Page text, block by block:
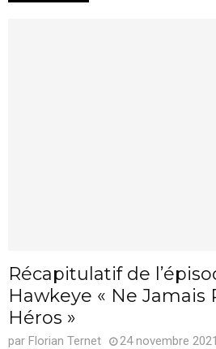
Récapitulatif de
Hawkeye « Ne Jamais
Héros »
par Florian Ternet
24 novembre 2021